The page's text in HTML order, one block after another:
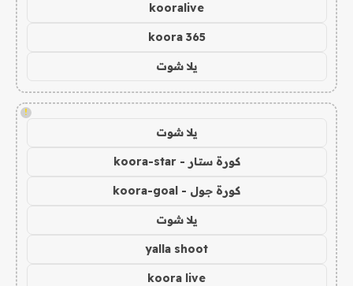
kooralive
koora 365
يلا شوت
!
يلا شوت
كورة ستار - koora-star
كورة جول - koora-goal
يلا شوت
yalla shoot
koora live